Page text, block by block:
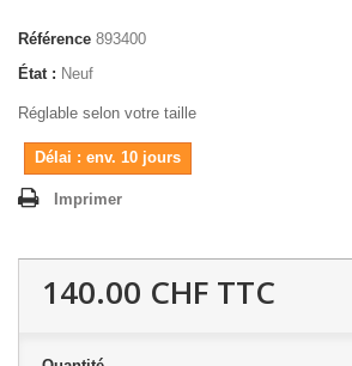
Référence 893400
État : Neuf
Réglable selon votre taille
Délai : env. 10 jours
Imprimer
140.00 CHF TTC